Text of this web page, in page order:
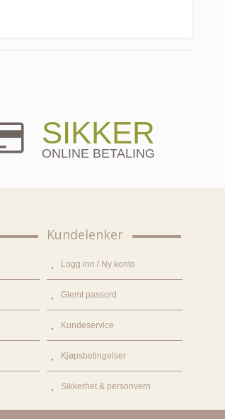
SIKKER
ONLINE BETALING
Kundelenker
Logg inn / Ny konto
Glemt passord
Kundeservice
Kjøpsbetingelser
Sikkerhet & personvern